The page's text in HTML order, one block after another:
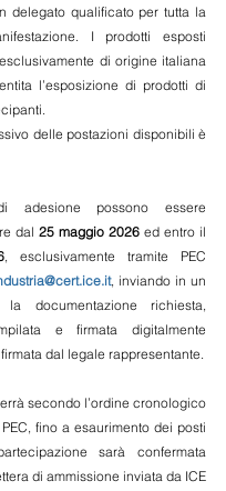
delegato qualificato per tutta la
I prodotti esposti
di origine italiana
l’esposizione di prodotti di
delle postazioni disponibili è
adesione possono essere
dal 25 maggio 2026
, esclusivamente tramite PEC
, inviando in un
documentazione richiesta,
e firmata digitalmente
dal legale rappresentante.
secondo l’ordine cronologico
fino a esaurimento dei posti
sarà confermata
di ammissione inviata da ICE